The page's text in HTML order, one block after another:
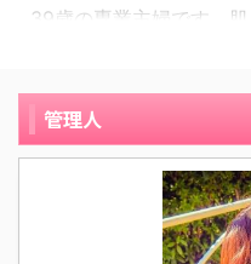
落ち着いて来たし久しぶ
で買いました。 コンパク
トケースのきれいな赤色
が、とても気に入ってま
す 私は赤色が大好きで乗
っているバイクもカバン
なども赤色で揃えている
39歳の専業主婦です。肌
バーuvファンデーション
IIクリームベージュを使
い始めたきっかけは、ネ
ットのセザンヌファンデ
ーションの口コミを見て
自分の目的に合いそうだ
管理人